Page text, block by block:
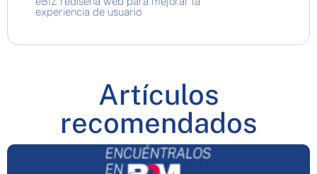
experiencia de usuario
Artículos
recomendados